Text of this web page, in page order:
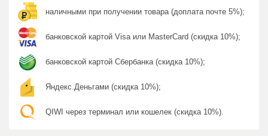
наличными при получении товара (доплата почте 5%);
банковской картой Visa или MasterCard (скидка 10%);
банковской картой Сбербанка (скидка 10%);
Яндекс.Деньгами (скидка 10%);
QIWI через терминал или кошелек (скидка 10%).